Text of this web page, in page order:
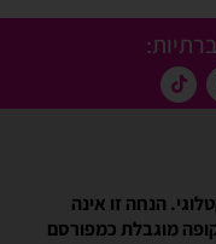
הנחה זו אינה
מוגבלת כמפורסם